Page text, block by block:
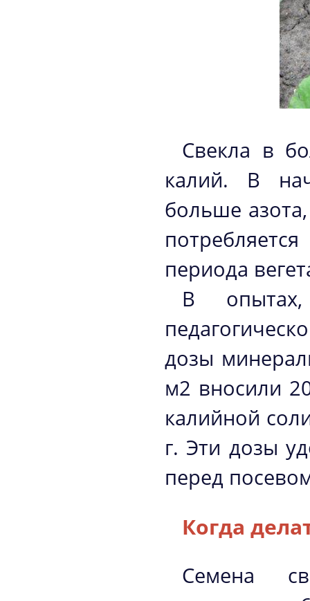
Свекла в
калий. В
больше
периода
В опытах,
дозы
м2 вносили
калийной
г. Эти дозы
перед
Когда
Семена